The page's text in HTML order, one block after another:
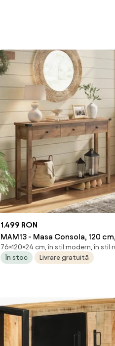
1.499 RON
MAM13 - Masa Consola, 120 cm,
masuta hol, living, dining,
Maro / Alb antichizat
76×120×24 cm, în stil modern, în stil
În stoc
Livrare gratuită